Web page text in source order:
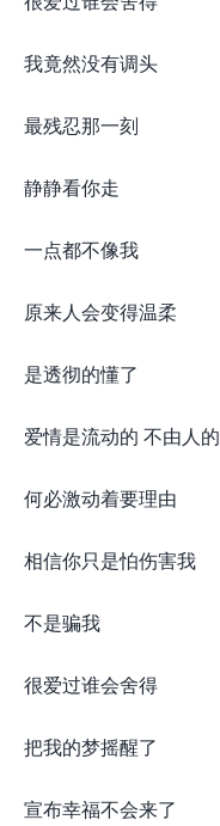
我竟然没有调头
最残忍那一刻
静静看你走
一点都不像我
原来人会变得温柔
是透彻的懂了
爱情是流动的 不由人的
何必激动着要理由
相信你只是怕伤害我
不是骗我
很爱过谁会舍得
把我的梦摇醒了
宣布幸福不会来了